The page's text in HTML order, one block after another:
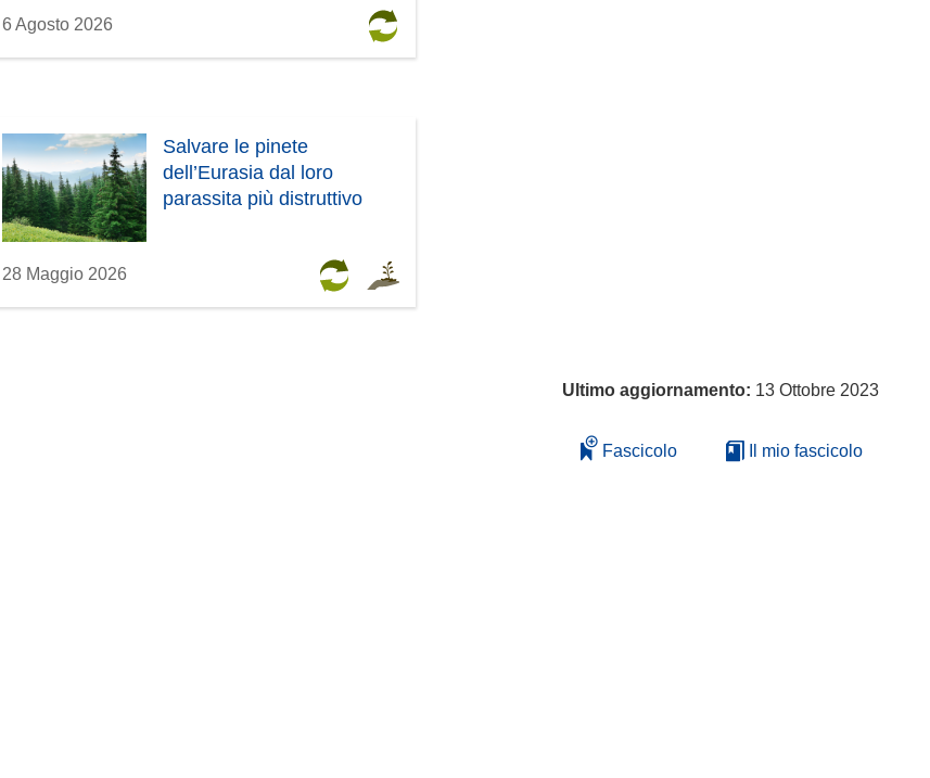
6 Agosto 2026
Salvare le pinete
dell’Eurasia dal loro
parassita più distruttivo
28 Maggio 2026
Ultimo aggiornamento: 13 Ottobre 2023
Fascicolo Il mio fascicolo